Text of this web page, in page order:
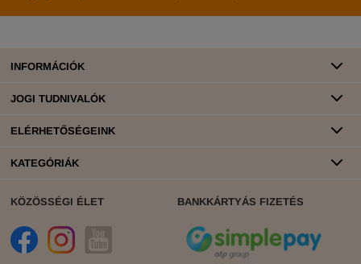
INFORMÁCIÓK
JOGI TUDNIVALÓK
ELÉRHETŐSÉGEINK
KATEGÓRIÁK
KÖZÖSSÉGI ÉLET BANKKÁRTYÁS FIZETÉS